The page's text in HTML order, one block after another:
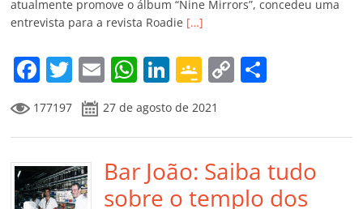
ro
o
m
atualmente promove o álbum “Nine Mirrors”, concedeu uma
entrevista para a revista Roadie […]
F
a
c
e
b
o
T
w
itt
er
E
m
ai
l
W
at
s
A
p
Li
n
k
e
dI
n
G
o
o
gl
e
Cl
C
y
Li
n
p
ar
til
177197 27 de agosto de 2021
Bar João: Saiba tudo
sobre o templo dos